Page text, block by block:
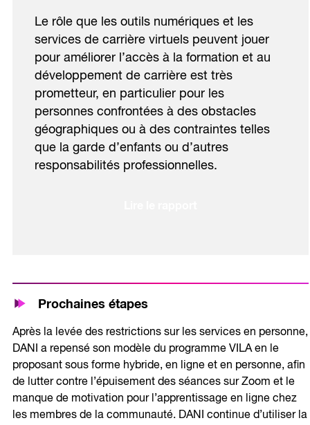
Le rôle que les outils numériques et les
services de carrière virtuels peuvent jouer
pour améliorer l’accès à la formation et au
développement de carrière est très
prometteur, en particulier pour les
personnes confrontées à des obstacles
géographiques ou à des contraintes telles
que la garde d’enfants ou d’autres
responsabilités professionnelles.
Prochaines étapes
Après la levée des restrictions sur les services en personne,
DANI a repensé son modèle du programme VILA en le
proposant sous forme hybride, en ligne et en personne, afin
de lutter contre l’épuisement des séances sur Zoom et le
manque de motivation pour l’apprentissage en ligne chez
les membres de la communauté. DANI continue d’utiliser la